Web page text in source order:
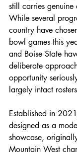
still carries genuine
While several
country have
bowl games this
and Boise State
deliberate
opportunity
largely intact
Established in
designed as a
showcase,
Mountain West